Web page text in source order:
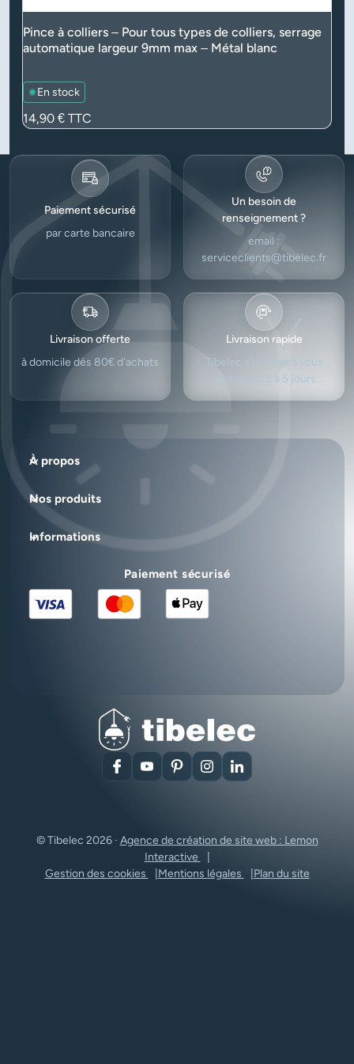
Pince à colliers – Pour tous types de colliers, serrage
automatique largeur 9mm max – Métal blanc
En stock
Prix
14,90 € TTC
Paiement sécurisé
par carte bancaire
Un besoin de
renseignement ?
email :
serviceclients@tibelec.fr
Livraison offerte
à domicile dès 80€ d’achats
Livraison rapide
Tibelec s'engage à vous
livrer sous 3 à 5 jours
À propos
Nos produits
Informations
Paiement sécurisé
FacebookYouTubePinterestInstagramLinkedIn
© Tibelec 2026 · Agence de création de site web : Lemon
Interactive
Gestion des cookies
Mentions légales Plan du site